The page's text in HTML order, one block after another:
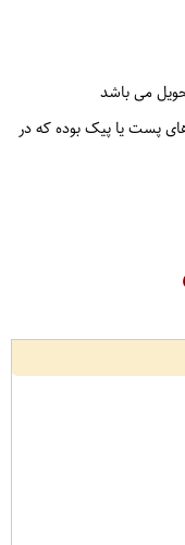
می باشد
پست یا پیک بوده که در